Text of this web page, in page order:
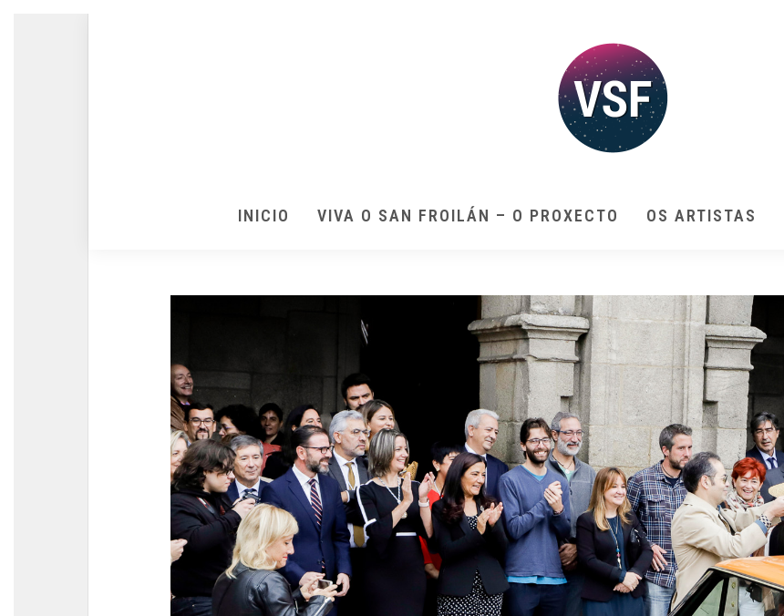
INICIO VIVA O SAN FROILÁN – O PROXECTO OS ARTISTAS